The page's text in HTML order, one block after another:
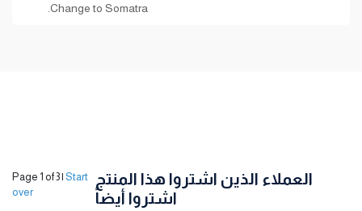
Change to Somatra.
العملاء الذين اشتروا هذا المنتج
اشتروا أيضاً
Page 1 of 3| Start
over